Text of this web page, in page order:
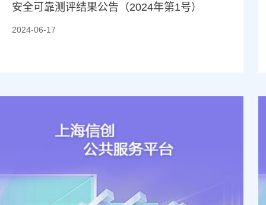
安全可靠测评结果公告（2024年第1号）
2024-06-17